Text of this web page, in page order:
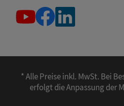
* Alle Preise inkl. MwSt. Bei
erfolgt die Anpassung der